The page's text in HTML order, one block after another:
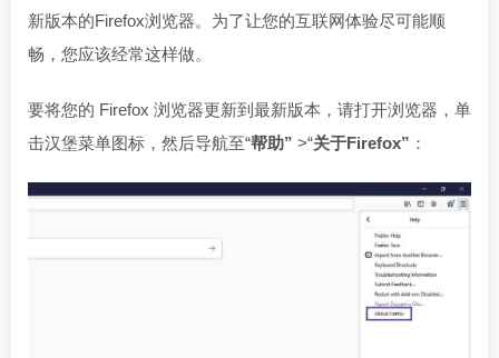
新版本的Firefox浏览器。为了让您的互联网体验尽可能顺
畅，您应该经常这样做。
要将您的 Firefox 浏览器更新到最新版本，请打开浏览器，单
击汉堡菜单图标，然后导航至“帮助” >“关于Firefox” ：